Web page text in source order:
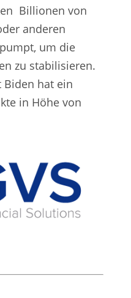
Billionen von
anderen
um die
zu stabilisieren.
Biden hat ein
in Höhe von